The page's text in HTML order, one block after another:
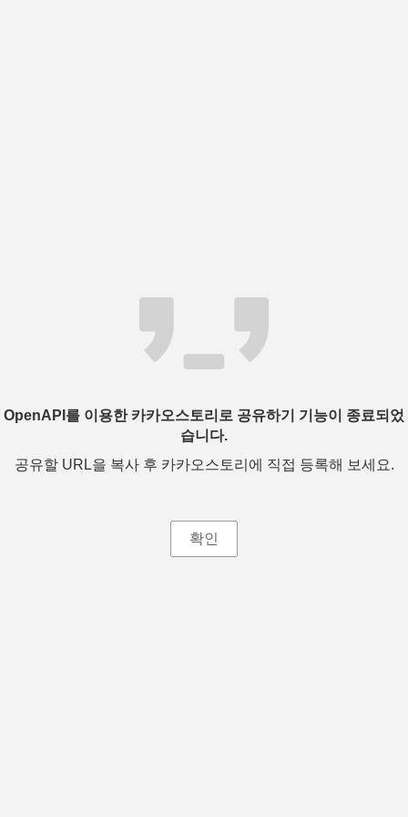
OpenAPI를 이용한 카카오스토리로 공유하기 기능이 종료되었
습니다.
공유할 URL을 복사 후 카카오스토리에 직접 등록해 보세요.
확인